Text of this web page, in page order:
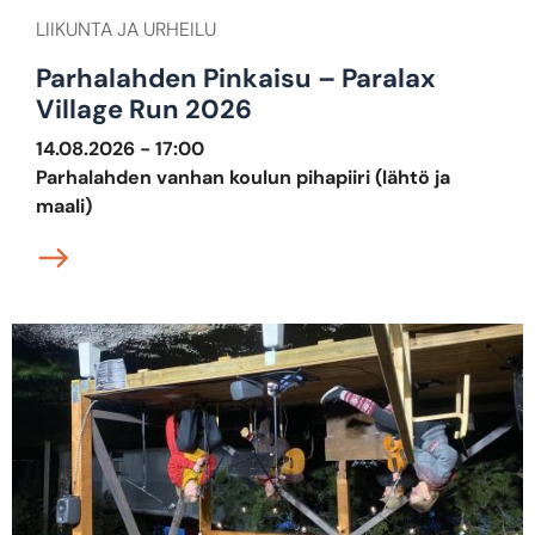
LIIKUNTA JA URHEILU
Parhalahden Pinkaisu – Paralax
Village Run 2026
14.08.2026 - 17:00
Parhalahden vanhan koulun pihapiiri (lähtö ja
maali)